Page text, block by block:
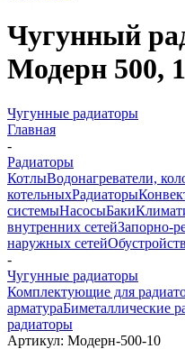
Чугунный
Модерн 500,
Чугунные радиаторы
Главная
-
Радиаторы
КотлыВодонагреватели,
котельныхРадиаторы
системыНасосыБаки
внутренних сетейЗапорно-
наружных сетей
-
Чугунные радиаторы
Комплектующие для
арматураБиметаллические
радиаторы
Артикул: Модерн-500-10